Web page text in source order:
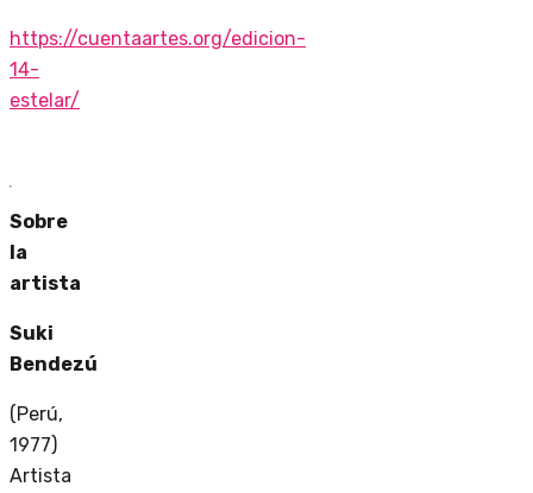
https://cuentaartes.org/edicion-
14-
estelar/
Sobre
la
artista
Suki
Bendezú
(Perú,
1977)
Artista